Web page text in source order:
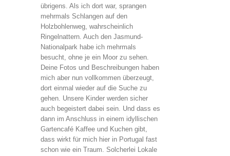
übrigens. Als ich dort war, sprangen
mehrmals Schlangen auf den
Holzbohlenweg, wahrscheinlich
Ringelnattern. Auch den Jasmund-
Nationalpark habe ich mehrmals
besucht, ohne je ein Moor zu sehen.
Deine Fotos und Beschreibungen haben
mich aber nun vollkommen überzeugt,
dort einmal wieder auf die Suche zu
gehen. Unsere Kinder werden sicher
auch begeistert dabei sein. Und dass es
dann im Anschluss in einem idyllischen
Gartencafé Kaffee und Kuchen gibt,
dass wirkt für mich hier in Portugal fast
schon wie ein Traum. Solcherlei Lokale